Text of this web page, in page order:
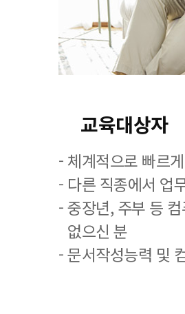
교육대상자
- 체계적으로 빠르
- 다른 직종에서 업
- 중장년, 주부 등
없으신 분
- 문서작성능력 및